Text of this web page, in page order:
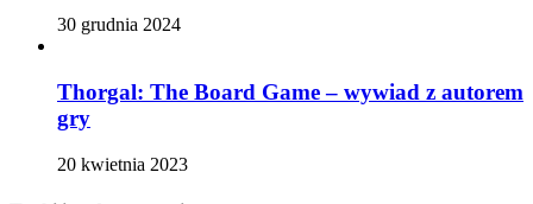
30 grudnia 2024
Thorgal: The Board Game – wywiad z autorem
gry
20 kwietnia 2023